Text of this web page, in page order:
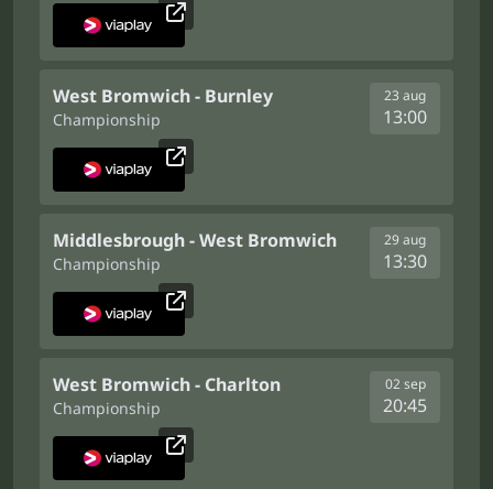
West Bromwich - Burnley
Championship
23 aug
13:00
Middlesbrough - West Bromwich
Championship
29 aug
13:30
West Bromwich - Charlton
Championship
02 sep
20:45